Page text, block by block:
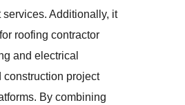
services. Additionally, it
roofing contractor
and electrical
construction project
By combining